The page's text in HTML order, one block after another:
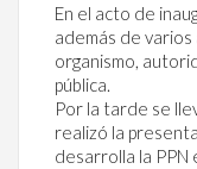
En el acto de
además de
organismo,
pública.
Por la tarde se
realizó la
desarrolla la